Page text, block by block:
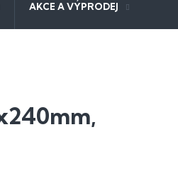
AKCE A VÝPRODEJ